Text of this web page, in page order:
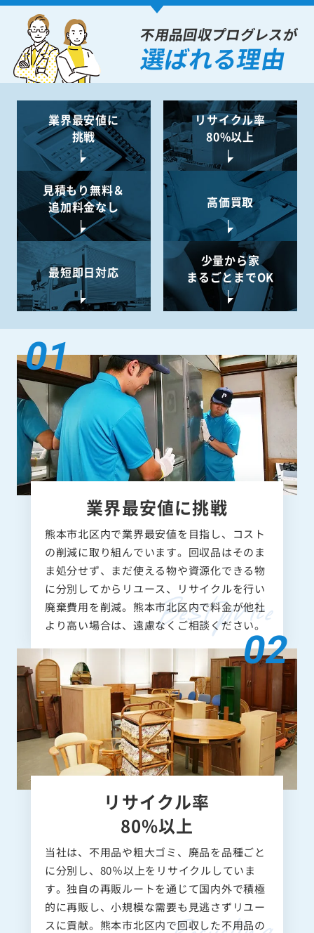
不用品回収プログレスが
選ばれる理由
業界最安値に
挑戦
リサイクル率
80%以上
見積もり無料＆
追加料金なし
高価買取
最短即日対応
少量から家
まるごとまでOK
業界最安値に挑戦
熊本市北区内で業界最安値を目指し、コスト
の削減に取り組んでいます。回収品はそのま
ま処分せず、まだ使える物や資源化できる物
に分別してからリユース、リサイクルを行い
廃棄費用を削減。熊本市北区内で料金が他社
より高い場合は、遠慮なくご相談ください。
リサイクル率
80%以上
当社は、不用品や粗大ゴミ、廃品を品種ごと
に分別し、80％以上をリサイクルしていま
す。独自の再販ルートを通じて国内外で積極
的に再販し、小規模な需要も見逃さずリユー
スに貢献。熊本市北区内で回収した不用品の